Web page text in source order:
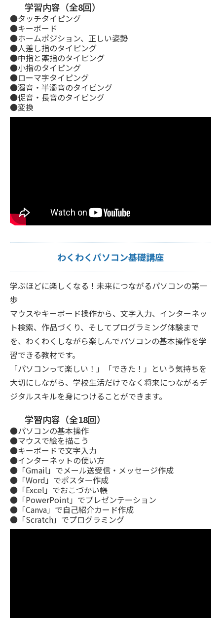
学習内容（全8回）
●タッチタイピング
●キーボード
●ホームポジション、正しい姿勢
●人差し指のタイピング
●中指と薬指のタイピング
●小指のタイピング
●ローマ字タイピング
●濁音・半濁音のタイピング
●促音・長音のタイピング
●変換
わくわくパソコン基礎講座
学ぶほどに楽しくなる！未来につながるパソコンの第一
歩
マウスやキーボード操作から、文字入力、インターネッ
ト検索、作品づくり、そしてプログラミング体験まで
を、わくわくしながら楽しんでパソコンの基本操作を学
習できる教材です。
「パソコンって楽しい！」「できた！」という気持ちを
大切にしながら、学校生活だけでなく将来につながるデ
ジタルスキルを身につけることができます。
学習内容（全18回）
●パソコンの基本操作
●マウスで絵を描こう
●キーボードで文字入力
●インターネットの使い方
●「Gmail」でメール送受信・メッセージ作成
●「Word」でポスター作成
●「Excel」でおこづかい帳
●「PowerPoint」でプレゼンテーション
●「Canva」で自己紹介カード作成
●「Scratch」でプログラミング